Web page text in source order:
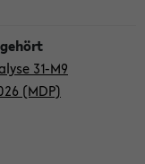
31-M9
(MDP)